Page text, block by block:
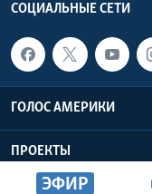
ЭФИР
СОЦИАЛЬНЫЕ СЕТИ
ГОЛОС АМЕРИКИ
ПРОЕКТЫ